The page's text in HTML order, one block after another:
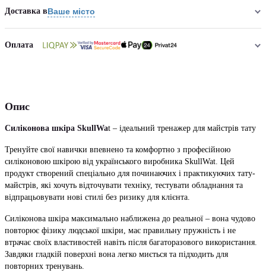
Доставка вВаше місто
Оплата
Опис
Силіконова шкіра SkullWat – ідеальний тренажер для майстрів тату
Тренуйте свої навички впевнено та комфортно з професійною
силіконовою шкірою від українського виробника SkullWat. Цей
продукт створений спеціально для починаючих і практикуючих тату-
майстрів, які хочуть відточувати техніку, тестувати обладнання та
відпрацьовувати нові стилі без ризику для клієнта.
Силіконова шкіра максимально наближена до реальної – вона чудово
повторює фізику людської шкіри, має правильну пружність і не
втрачає своїх властивостей навіть після багаторазового використання.
Завдяки гладкій поверхні вона легко миється та підходить для
повторних тренувань.